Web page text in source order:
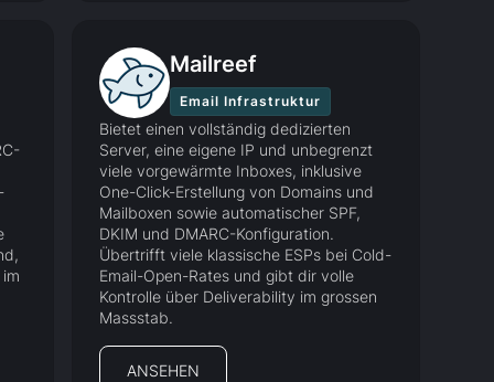
Mailreef
Email Infrastruktur
Bietet einen vollständig dedizierten
Server, eine eigene IP und unbegrenzt
viele vorgewärmte Inboxes, inklusive
One-Click-Erstellung von Domains und
Mailboxen sowie automatischer SPF,
DKIM und DMARC-Konfiguration.
Übertrifft viele klassische ESPs bei Cold-
Email-Open-Rates und gibt dir volle
Kontrolle über Deliverability im grossen
Massstab.
ANSEHEN